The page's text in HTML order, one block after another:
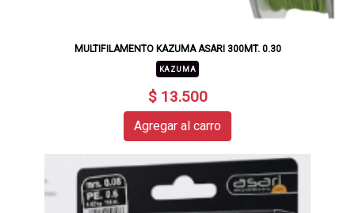
MULTIFILAMENTO KAZUMA ASARI 300MT. 0.30
KAZUMA
$ 13.500
Agregar al carro